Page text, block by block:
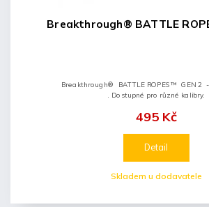
Breakthrough® BATTLE
Skladem u dodavatele
495 Kč
Detail
Breakthrough® BATTLE ROPES™ GEN 2
. Dostupné pro různé kalibry.